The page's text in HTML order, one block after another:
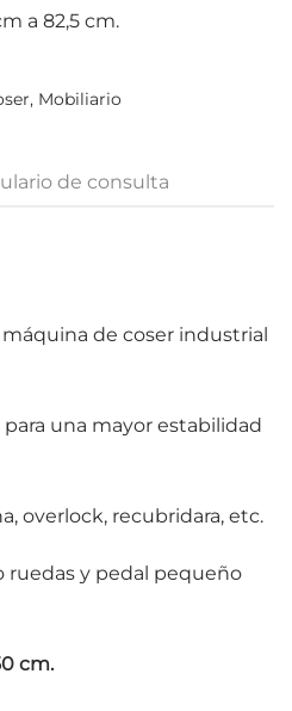
a 82,5 cm.
, Mobiliario
de consulta
máquina de coser industrial
para una mayor estabilidad
overlock, recubridara, etc.
y pedal pequeño
cm.